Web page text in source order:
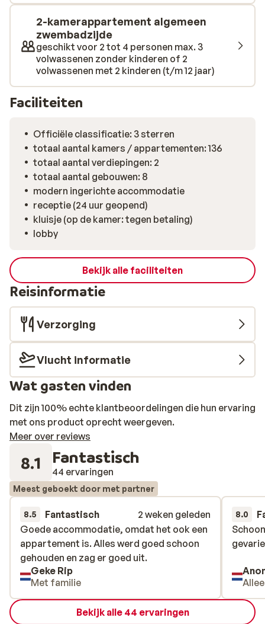
2-kamerappartement algemeen
zwembadzijde
geschikt voor 2 tot 4 personen max. 3
volwassenen zonder kinderen of 2
volwassenen met 2 kinderen (t/m 12 jaar)
Faciliteiten
Officiële classificatie: 3 sterren
totaal aantal kamers / appartementen: 136
totaal aantal verdiepingen: 2
totaal aantal gebouwen: 8
modern ingerichte accommodatie
receptie (24 uur geopend)
kluisje (op de kamer: tegen betaling)
lobby
Bekijk alle faciliteiten
Reisinformatie
Verzorging
Vlucht informatie
Wat gasten vinden
Dit zijn 100% echte klantbeoordelingen die hun ervaring
met ons product oprecht weergeven.
Meer over reviews
8.1 Fantastisch
44 ervaringen
Meest geboekt door met partner
8.5 Fantastisch
2 weken geleden
Goede accommodatie, omdat het ook een
appartement is. Alles werd goed schoon
gehouden en zag er goed uit.
Goede accommodatie, omdat het ook een
appartement is. Alles werd goed schoon
gehouden en zag er goed uit.
Geke Rip
Met familie
8.0
Bekijk alle 44 ervaringen